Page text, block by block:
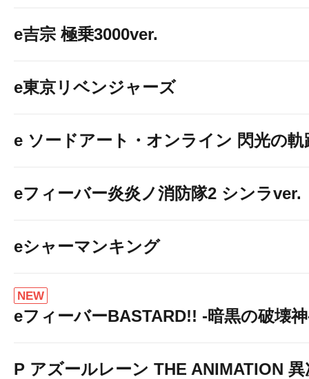
e吉宗 極乗3000ver.
e東京リベンジャーズ
e ソードアート・オンライン 閃光の軌
eフィーバー炎炎ノ消防隊2 シンラver.
eシャーマンキング
NEW
eフィーバーBASTARD!! -暗黒の破壊
P アズールレーン THE ANIMATION 異